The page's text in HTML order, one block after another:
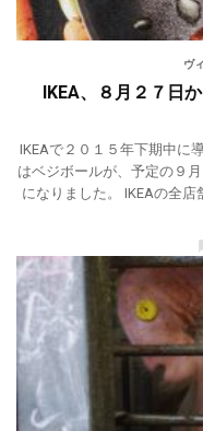
ヴ
IKEA、８月２７日
IKEAで２０１５年下期中に
はベジボールが、予定の９
になりました。 IKEAの全